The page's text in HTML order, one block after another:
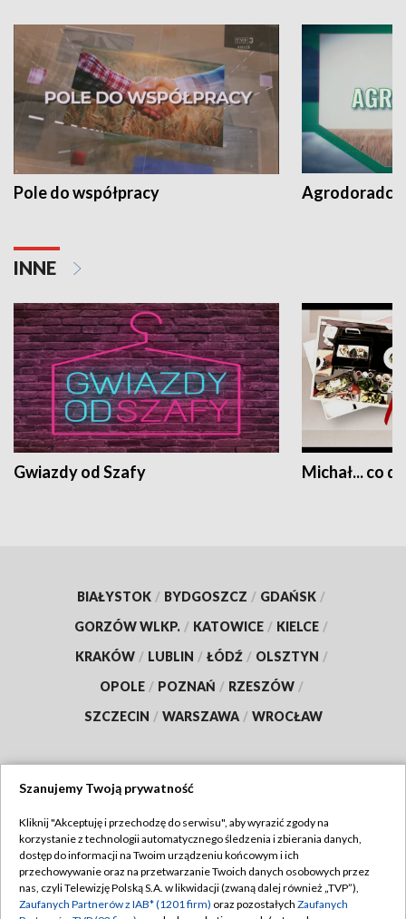
Pole do współpracy Agrodoradcy
INNE
Gwiazdy od Szafy Michał... co
BIAŁYSTOK / BYDGOSZCZ / GDAŃSK /
GORZÓW WLKP. / KATOWICE / KIELCE /
KRAKÓW / LUBLIN / ŁÓDŹ / OLSZTYN /
OPOLE / POZNAŃ / RZESZÓW /
SZCZECIN / WARSZAWA / WROCŁAW
TVP
Abonament TVP
Emisja w TVP
Regulamin TVP
Polityka prywatności
Szanujemy Twoją prywatność
Kliknij "Akceptuję i przechodzę do serwisu", aby wyrazić zgody na
korzystanie z technologii automatycznego śledzenia i zbierania danych,
dostęp do informacji na Twoim urządzeniu końcowym i ich
przechowywanie oraz na przetwarzanie Twoich danych osobowych przez
nas, czyli Telewizję Polską S.A. w likwidacji (zwaną dalej również „TVP”),
Zaufanych Partnerów z IAB* (1201 firm) oraz pozostałych Zaufanych